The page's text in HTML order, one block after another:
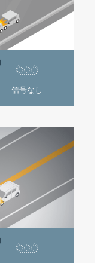
信号なし